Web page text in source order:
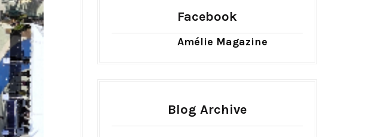
Facebook
Amélie Magazine
Blog Archive